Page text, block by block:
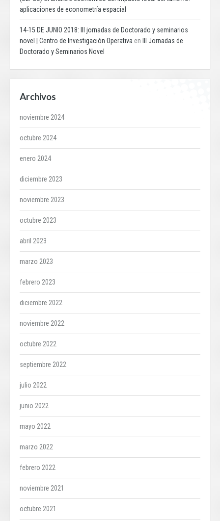
aplicaciones de econometría espacial
14-15 DE JUNIO 2018: III jornadas de Doctorado y seminarios
novel | Centro de Investigación Operativa en
III Jornadas de
Doctorado y Seminarios Novel
Archivos
noviembre 2024
octubre 2024
enero 2024
diciembre 2023
noviembre 2023
octubre 2023
abril 2023
marzo 2023
febrero 2023
diciembre 2022
noviembre 2022
octubre 2022
septiembre 2022
julio 2022
junio 2022
mayo 2022
marzo 2022
febrero 2022
noviembre 2021
octubre 2021